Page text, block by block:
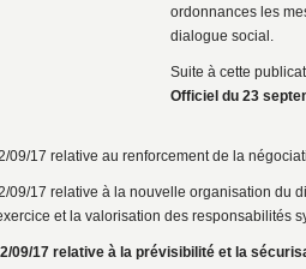
ordonnances les
dialogue social.
Suite à cette
Officiel du 23
09/17 relative au renforcement de la
09/17 relative à la nouvelle organisation du
et la valorisation des responsabilités
09/17 relative à la prévisibilité et la